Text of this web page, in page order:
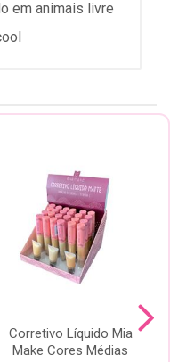
em animais livre
Corretivo Líquido Mia
Make Cores Médias